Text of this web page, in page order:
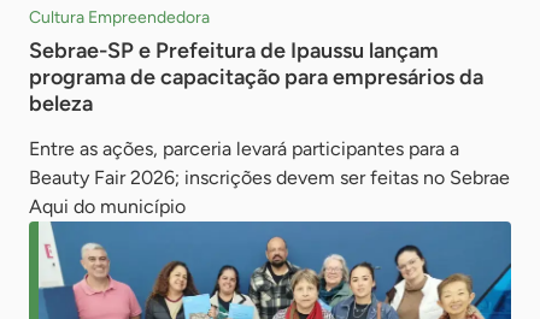
Cultura Empreendedora
Sebrae-SP e Prefeitura de Ipaussu lançam
programa de capacitação para empresários da
beleza
Entre as ações, parceria levará participantes para a
Beauty Fair 2026; inscrições devem ser feitas no Sebrae
Aqui do município